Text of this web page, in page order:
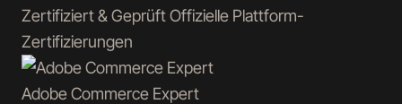
Zertifiziert & GeprüftOffizielle Plattform-
Zertifizierungen
Adobe Commerce Expert